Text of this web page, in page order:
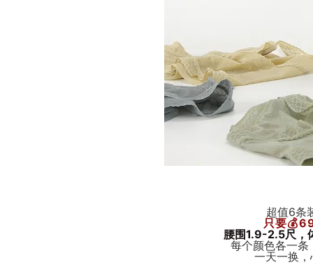
超值6条
只要💰
腰围1.9-2.5尺
每个颜色各一条
一天一换